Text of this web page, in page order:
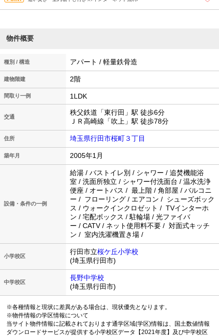
物件概要
種別 / 構造 アパート / 軽量鉄骨造
建物階建 2階
間取り一例 1LDK
交通
秩父鉄道「東行田」駅 徒歩6分
ＪＲ高崎線「吹上」駅 徒歩78分
住所 埼玉県行田市桜町３丁目
築年月 2005年1月
設備・条件の一例
給湯 / バストイレ別 / シャワー / 追焚機能浴
室 / 洗面所独立 / シャワー付洗面台 / 温水洗浄
便座 / オートバス / 最上階 / 角部屋 / バルコニ
ー / フローリング / エアコン / シューズボック
ス / ウォークインクロゼット / TVインターホ
ン / 宅配ボックス / 駐輪場 / 光ファイバ
ー / CATV / ネット使用料不要 / 対面式キッチ
ン / 室内洗濯機置き場 /
小学校区
行田市立桜ケ丘小学校
(埼玉県行田市)
中学校区
長野中学校
(埼玉県行田市)
※各種情報と現状に差異がある場合は、現状優先となります。
※物件情報の学区情報について
当サイト物件情報に記載されております通学区域(学区)情報は、国土数値情報
ダウンロードサービスが提供する小学校区データ【2021年度】及び中学校区